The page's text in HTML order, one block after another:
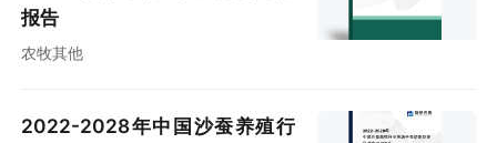
报告
农牧其他
2022-2028年中国沙蚕养殖行